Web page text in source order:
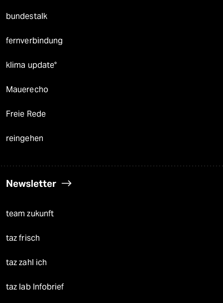
bundestalk
fernverbindung
klima update°
Mauerecho
Freie Rede
reingehen
Newsletter
team zukunft
taz frisch
taz zahl ich
taz lab Infobrief